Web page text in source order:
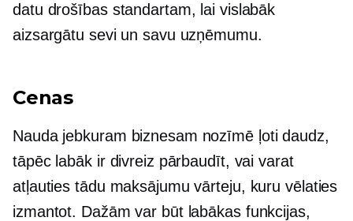
datu drošības standartam, lai vislabāk
aizsargātu sevi un savu uzņēmumu.
Cenas
Nauda jebkuram biznesam nozīmē ļoti daudz,
tāpēc labāk ir divreiz pārbaudīt, vai varat
atļauties tādu maksājumu vārteju, kuru vēlaties
izmantot. Dažām var būt labākas funkcijas,